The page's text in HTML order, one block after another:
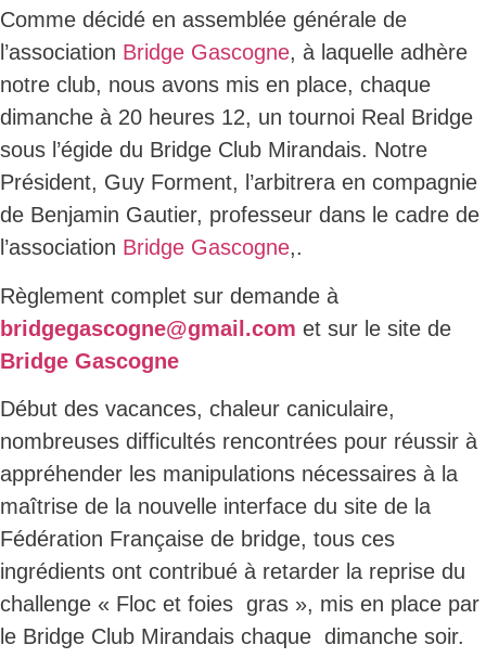
Comme décidé en assemblée générale de
l’association Bridge Gascogne, à laquelle adhère
notre club, nous avons mis en place, chaque
dimanche à 20 heures 12, un tournoi Real Bridge
sous l’égide du Bridge Club Mirandais. Notre
Président, Guy Forment, l’arbitrera en compagnie
de Benjamin Gautier, professeur dans le cadre de
l’association Bridge Gascogne,.
Règlement complet sur demande à
bridgegascogne@gmail.com et sur le site de
Bridge Gascogne
Début des vacances, chaleur caniculaire,
nombreuses difficultés rencontrées pour réussir à
appréhender les manipulations nécessaires à la
maîtrise de la nouvelle interface du site de la
Fédération Française de bridge, tous ces
ingrédients ont contribué à retarder la reprise du
challenge « Floc et foies gras », mis en place par
le Bridge Club Mirandais chaque dimanche soir.